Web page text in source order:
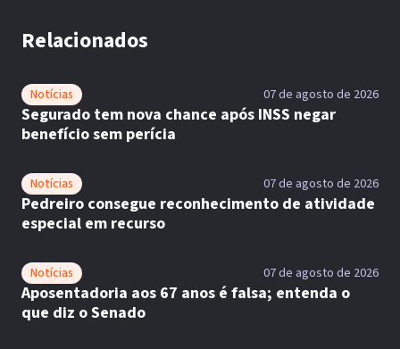
Relacionados
Notícias 07 de agosto de 2026
Segurado tem nova chance após INSS negar
benefício sem perícia
Notícias 07 de agosto de 2026
Pedreiro consegue reconhecimento de atividade
especial em recurso
Notícias 07 de agosto de 2026
Aposentadoria aos 67 anos é falsa; entenda o
que diz o Senado